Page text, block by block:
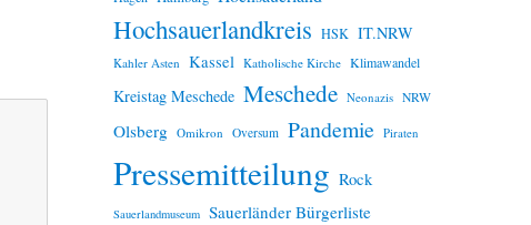
Hochsauerlandkreis HSK IT.NRW
Kahler Asten Kassel Katholische Kirche Klimawandel
Kreistag Meschede Meschede Neonazis NRW
Olsberg Omikron Oversum Pandemie Piraten
Pressemitteilung Rock
Sauerlandmuseum Sauerländer Bürgerliste